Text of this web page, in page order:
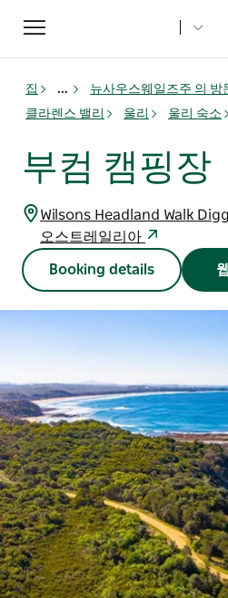
Toggle
navigation
집 ... 뉴사우스웨일즈주 의 방
클라렌스 밸리
울리 울리 숙소
부컴 캠핑장
Wilsons Headland Walk
오스트레일리아
Booking details